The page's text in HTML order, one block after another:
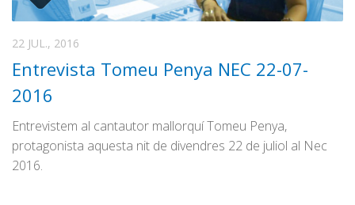
Amunt Maduixots
Elles van amb camper
22 JUL., 2016
Entrevista Tomeu Penya NEC 22-07-
2016
Entrevistem al cantautor mallorquí Tomeu Penya,
protagonista aquesta nit de divendres 22 de juliol al Nec
2016.